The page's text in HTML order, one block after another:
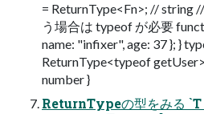
= ReturnType<Fn>; // string
う場合は typeof が必要
name: "infixer", age: 37 }; }
ReturnType<typeof
number }
ReturnTypeの型をみる